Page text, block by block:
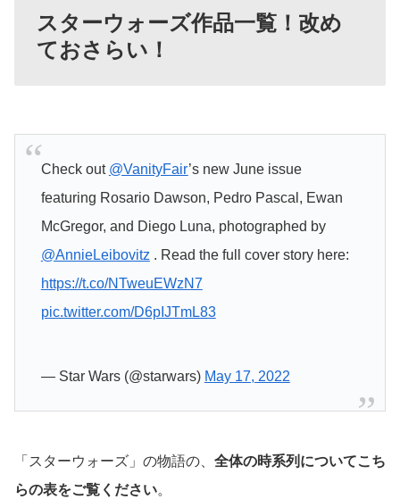
スターウォーズ作品一覧！改め
ておさらい！
Check out @VanityFair’s new June issue
featuring Rosario Dawson, Pedro Pascal, Ewan
McGregor, and Diego Luna, photographed by
@AnnieLeibovitz . Read the full cover story here:
https://t.co/NTweuEWzN7
pic.twitter.com/D6pIJTmL83
— Star Wars (@starwars) May 17, 2022
「スターウォーズ」の物語の、 全体の時系列についてこち
らの表をご覧ください。